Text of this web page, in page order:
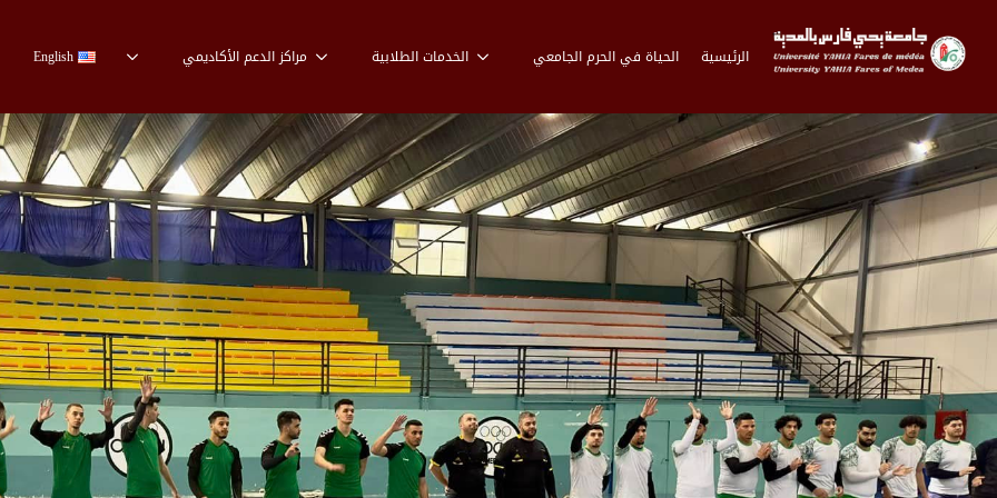
الرئيسية الحياة في الحرم الجامعي الخدمات الطلابية مراكز الدعم الأكاديمي English